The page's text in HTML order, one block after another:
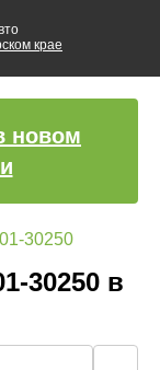
крае
новом
30250
30250 в